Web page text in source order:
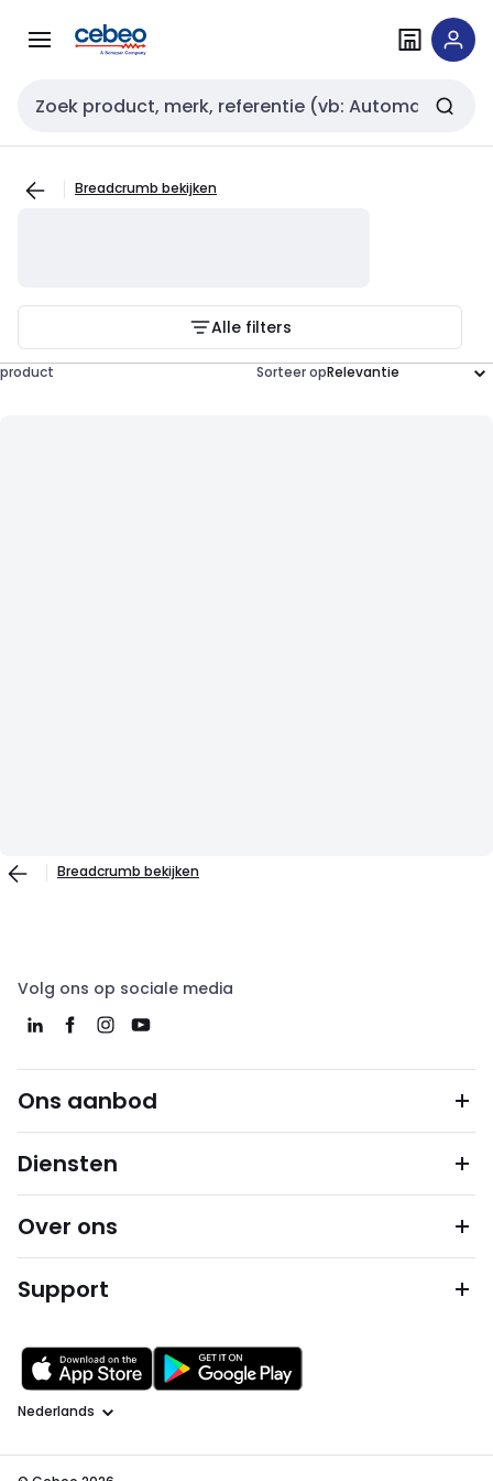
naar
naar
Zoekveld invoer
Breadcrumb bekijken
Alle filters
product Sorteer op
Breadcrumb bekijken
Volg ons op sociale media
Ons aanbod
Diensten
Over ons
Support
Taal